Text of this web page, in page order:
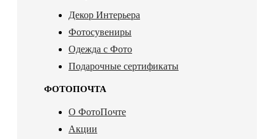
Декор Интерьера
Фотосувениры
Одежда с Фото
Подарочные сертификаты
ФОТОПОЧТА
О ФотоПочте
Акции